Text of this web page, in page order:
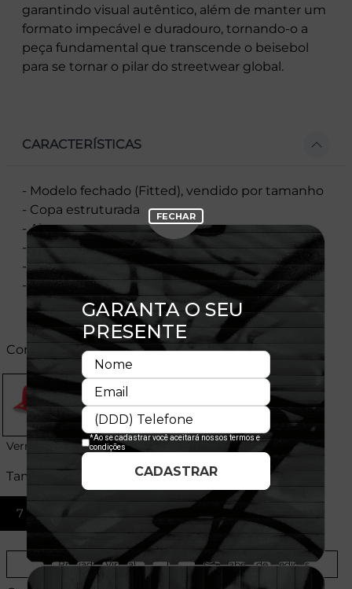
garantindo visual autêntico, além de manter um
formato impecável e duradouro, tornando-o a
peça fundamental que transcende o beisebol
para se tornar o pilar do streetwear global.
CARACTERÍSTICAS
- Modelo fechado (Fitted), vendido por tamanho
- Copa estruturada
- Aba reta
- Flag New Era bordada na lateral esquerda
- Licença oficial
- Composição:100% Poliéster
Cores:
Vermelho
Tamanhos:
7 1/8 7 1/2
Provador Virtual Tabela de Medidas